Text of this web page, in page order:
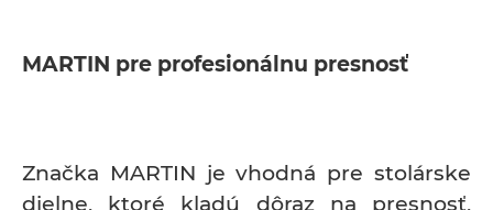
MARTIN pre profesionálnu presnosť
Značka MARTIN je vhodná pre stolárske
dielne, ktoré kladú dôraz na presnosť,